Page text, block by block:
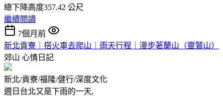
總下降高度357.42 公尺
繼續閱讀
7個月前
新北貢寮｜搭火車去爬山｜雨天行程｜漫步荖蘭山（靈鷲山）
郊山 心情日記
新北/貢寮/福隆/健行/深度文化
週日台北又是下雨的一天,